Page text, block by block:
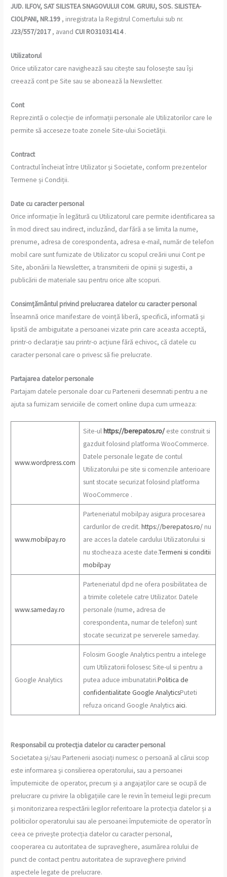
JUD. ILFOV, SAT SILISTEA SNAGOVULUI COM. GRUIU, SOS. SILISTEA-
CIOLPANI, NR.199 , inregistrata la Registrul Comertului sub nr.
J23/557/2017, avand CUI RO31031414.
Utilizatorul
Orice utilizator care navighează sau citește sau folosește sau își
creează cont pe Site sau se abonează la Newsletter.
Cont
Reprezintă o colecție de informații personale ale Utilizatorilor care le
permite să acceseze toate zonele Site-ului Societății.
Contract
Contractul încheiat între Utilizator și Societate, conform prezentelor
Termene și Condiții.
Date cu caracter personal
Orice informație în legătură cu Utilizatorul care permite identificarea sa
în mod direct sau indirect, incluzând, dar fără a se limita la nume,
prenume, adresa de corespondenta, adresa e-mail, număr de telefon
mobil care sunt furnizate de Utilizator cu scopul creării unui Cont pe
Site, abonării la Newsletter, a transmiterii de opinii și sugestii, a
publicării de materiale sau pentru orice alte scopuri.
Consimțământul privind prelucrarea datelor cu caracter personal
Înseamnă orice manifestare de voință liberă, specifică, informată și
lipsită de ambiguitate a persoanei vizate prin care aceasta acceptă,
printr-o declarație sau printr-o acțiune fără echivoc, că datele cu
caracter personal care o privesc să fie prelucrate.
Partajarea datelor personale
Partajam datele personale doar cu Partenerii desemnati pentru a ne
ajuta sa furnizam serviciile de comert online dupa cum urmeaza:
www.wordpress.com
Site-ulhttps://berepatos.ro/este construit si
gazduit folosind platforma WooCommerce.
Datele personale legate de contul
Utilizatorului pe site si comenzile anterioare
sunt stocate securizat folosind platforma
WooCommerce .
www.mobilpay.ro
Parteneriatul mobilpay asigura procesarea
cardurilor de credit. https://berepatos.ro/nu
are acces la datele cardului Utilizatorului si
nu stocheaza aceste date.Termeni si conditii
mobilpay
www.sameday.ro
Parteneriatul dpd ne ofera posibilitatea de
a trimite coletele catre Utilizator. Datele
personale (nume, adresa de
corespondenta, numar de telefon) sunt
stocate securizat pe serverele sameday.
Google Analytics
Folosim Google Analytics pentru a intelege
cum Utilizatorii folosesc Site-ul si pentru a
putea aduce imbunatatiri.Politica de
confidentialitate Google AnalyticsPuteti
refuza oricand Google Analytics aici.
Responsabil cu protecția datelor cu caracter personal
Societatea și/sau Partenerii asociați numesc o persoană al cărui scop
este informarea și consilierea operatorului, sau a persoanei
împuternicite de operator, precum și a angajaților care se ocupă de
prelucrare cu privire la obligațiile care le revin în temeiul legii precum
și monitorizarea respectării legilor referitoare la protecția datelor și a
politicilor operatorului sau ale persoanei împuternicite de operator în
ceea ce privește protecția datelor cu caracter personal,
cooperarea cu autoritatea de supraveghere, asumărea rolului de
punct de contact pentru autoritatea de supraveghere privind
aspectele legate de prelucrare.